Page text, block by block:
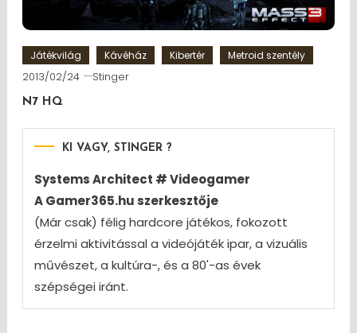
Játékvilág Kávéház Kibertér Metroid szentély
2013/02/24 Stinger
N7 HQ
KI VAGY, STINGER ?
Systems Architect # Videogamer
A Gamer365.hu szerkesztője
(Már csak) félig hardcore játékos, fokozott
érzelmi aktivitással a videójáték ipar, a vizuális
művészet, a kultúra-, és a 80'-as évek
szépségei iránt.